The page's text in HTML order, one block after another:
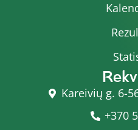
Kareivių g. 6-
+370